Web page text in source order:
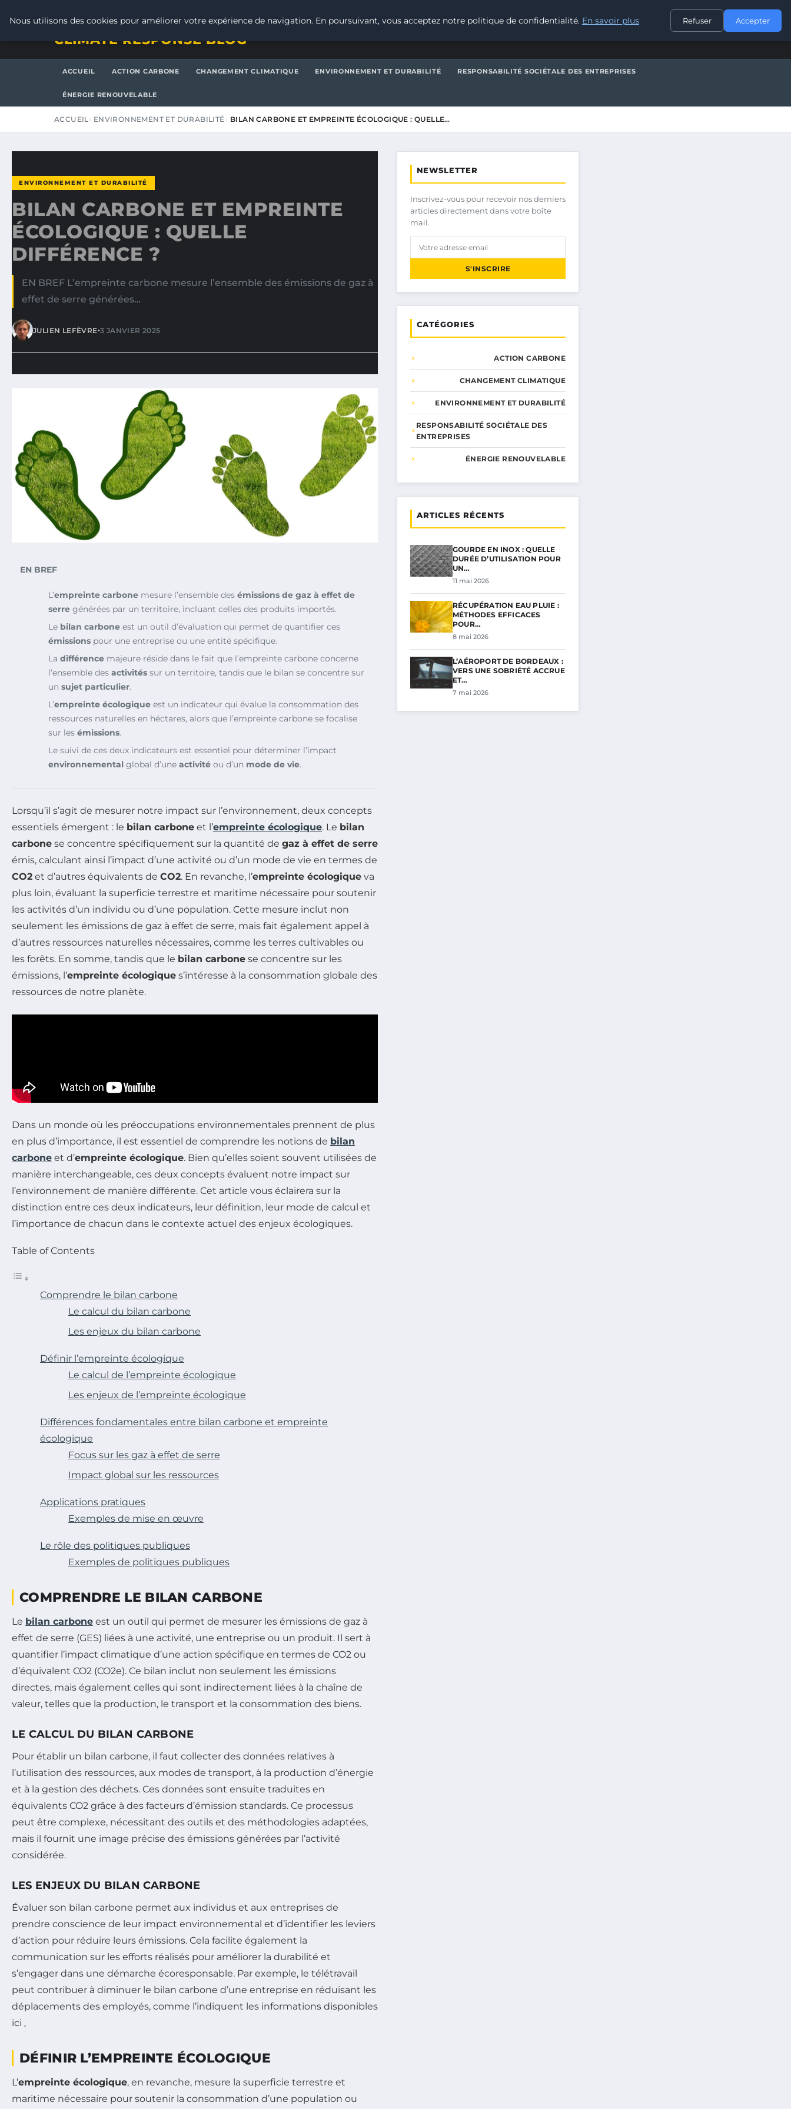
CONTACT
CLIMATE RESPONSE BLOG
ACCUEIL ACTION CARBONE CHANGEMENT CLIMATIQUE ENVIRONNEMENT ET DURABILITÉ RESPONSABILITÉ SOCIÉTALE DES ENTREPRISES
ÉNERGIE RENOUVELABLE
ACCUEIL ENVIRONNEMENT ET DURABILITÉ BILAN CARBONE ET EMPREINTE ÉCOLOGIQUE : QUELLE…
ENVIRONNEMENT ET DURABILITÉ
BILAN CARBONE ET EMPREINTE
ÉCOLOGIQUE : QUELLE
DIFFÉRENCE ?
EN BREF L’empreinte carbone mesure l’ensemble des émissions de gaz à
effet de serre générées…
JULIEN LEFÈVRE•3 JANVIER 2025
EN BREF
L’empreinte carbone mesure l’ensemble des émissions de gaz à effet de
serre générées par un territoire, incluant celles des produits importés.
Le bilan carbone est un outil d’évaluation qui permet de quantifier ces
émissions pour une entreprise ou une entité spécifique.
La différence majeure réside dans le fait que l’empreinte carbone concerne
l’ensemble des activités sur un territoire, tandis que le bilan se concentre sur
un sujet particulier.
L’empreinte écologique est un indicateur qui évalue la consommation des
ressources naturelles en héctares, alors que l’empreinte carbone se focalise
sur les émissions.
Le suivi de ces deux indicateurs est essentiel pour déterminer l’impact
environnemental global d’une activité ou d’un mode de vie.
Lorsqu’il s’agit de mesurer notre impact sur l’environnement, deux concepts
essentiels émergent : le bilan carbone et l’empreinte écologique. Le bilan
carbone se concentre spécifiquement sur la quantité de gaz à effet de serre
émis, calculant ainsi l’impact d’une activité ou d’un mode de vie en termes de
CO2 et d’autres équivalents de CO2. En revanche, l’empreinte écologique va
plus loin, évaluant la superficie terrestre et maritime nécessaire pour soutenir
les activités d’un individu ou d’une population. Cette mesure inclut non
seulement les émissions de gaz à effet de serre, mais fait également appel à
d’autres ressources naturelles nécessaires, comme les terres cultivables ou
les forêts. En somme, tandis que le bilan carbone se concentre sur les
émissions, l’empreinte écologique s’intéresse à la consommation globale des
ressources de notre planète.
Dans un monde où les préoccupations environnementales prennent de plus
en plus d’importance, il est essentiel de comprendre les notions de bilan
carbone et d’empreinte écologique. Bien qu’elles soient souvent utilisées de
manière interchangeable, ces deux concepts évaluent notre impact sur
l’environnement de manière différente. Cet article vous éclairera sur la
distinction entre ces deux indicateurs, leur définition, leur mode de calcul et
l’importance de chacun dans le contexte actuel des enjeux écologiques.
Table of Contents
Comprendre le bilan carbone
Le calcul du bilan carbone
Les enjeux du bilan carbone
Définir l’empreinte écologique
Le calcul de l’empreinte écologique
Les enjeux de l’empreinte écologique
Différences fondamentales entre bilan carbone et empreinte
écologique
Focus sur les gaz à effet de serre
Impact global sur les ressources
Applications pratiques
Exemples de mise en œuvre
Le rôle des politiques publiques
Exemples de politiques publiques
COMPRENDRE LE BILAN CARBONE
Le bilan carbone est un outil qui permet de mesurer les émissions de gaz à
effet de serre (GES) liées à une activité, une entreprise ou un produit. Il sert à
quantifier l’impact climatique d’une action spécifique en termes de CO2 ou
d’équivalent CO2 (CO2e). Ce bilan inclut non seulement les émissions
directes, mais également celles qui sont indirectement liées à la chaîne de
valeur, telles que la production, le transport et la consommation des biens.
LE CALCUL DU BILAN CARBONE
Pour établir un bilan carbone, il faut collecter des données relatives à
l’utilisation des ressources, aux modes de transport, à la production d’énergie
et à la gestion des déchets. Ces données sont ensuite traduites en
équivalents CO2 grâce à des facteurs d’émission standards. Ce processus
peut être complexe, nécessitant des outils et des méthodologies adaptées,
mais il fournit une image précise des émissions générées par l’activité
considérée.
LES ENJEUX DU BILAN CARBONE
Évaluer son bilan carbone permet aux individus et aux entreprises de
prendre conscience de leur impact environnemental et d’identifier les leviers
d’action pour réduire leurs émissions. Cela facilite également la
communication sur les efforts réalisés pour améliorer la durabilité et
s’engager dans une démarche écoresponsable. Par exemple, le télétravail
peut contribuer à diminuer le bilan carbone d’une entreprise en réduisant les
déplacements des employés, comme l’indiquent les informations disponibles
ici .
DÉFINIR L’EMPREINTE ÉCOLOGIQUE
L’empreinte écologique, en revanche, mesure la superficie terrestre et
maritime nécessaire pour soutenir la consommation d’une population ou
NEWSLETTER
Inscrivez-vous pour recevoir nos derniers
articles directement dans votre boîte
mail.
S'INSCRIRE
CATÉGORIES
ACTION CARBONE
CHANGEMENT CLIMATIQUE
ENVIRONNEMENT ET DURABILITÉ
RESPONSABILITÉ SOCIÉTALE DES
ENTREPRISES
ÉNERGIE RENOUVELABLE
ARTICLES RÉCENTS
GOURDE EN INOX : QUELLE
DURÉE D’UTILISATION POUR
UN…
11 mai 2026
RÉCUPÉRATION EAU PLUIE :
MÉTHODES EFFICACES
POUR…
8 mai 2026
L’AÉROPORT DE BORDEAUX :
VERS UNE SOBRIÉTÉ ACCRUE
ET…
7 mai 2026
Nous utilisons des cookies pour améliorer votre expérience de navigation. En poursuivant, vous acceptez notre politique de confidentialité. En savoir plus Refuser Accepter